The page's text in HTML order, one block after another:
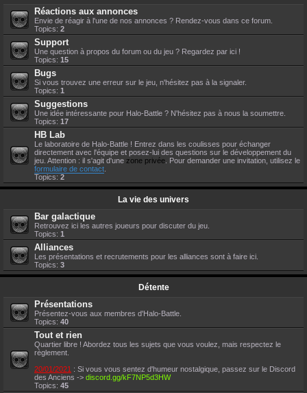
Réactions aux annonces
Envie de réagir à l'une de nos annonces ? Rendez-vous dans ce forum.
Topics: 2
Support
Une question à propos du forum ou du jeu ? Regardez par ici !
Topics: 15
Bugs
Si vous trouvez une erreur sur le jeu, n'hésitez pas à la signaler.
Topics: 1
Suggestions
Une idée intéressante pour Halo-Battle ? N'hésitez pas à nous la soumettre.
Topics: 17
HB Lab
Le laboratoire de Halo-Battle ! Entrez dans les coulisses pour échanger
directement avec l'équipe et posez-lui des questions sur le développement du
jeu. Attention : il s'agit d'une zone privée . Pour demander une invitation, utilisez le
formulaire de contact
Topics: 2
La vie des univers
Bar galactique
Retrouvez ici les autres joueurs pour discuter du jeu.
Topics: 1
Alliances
Les présentations et recrutements pour les alliances sont à faire ici.
Topics: 3
Détente
Présentations
Présentez-vous aux membres d'Halo-Battle.
Topics: 40
Tout et rien
Quartier libre ! Abordez tous les sujets que vous voulez, mais respectez le
règlement.
20/01/2021 : Si vous vous sentez d'humeur nostalgique, passez sur le Discord
des Anciens -> discord.gg/kF7NP5d3HW
Topics: 45